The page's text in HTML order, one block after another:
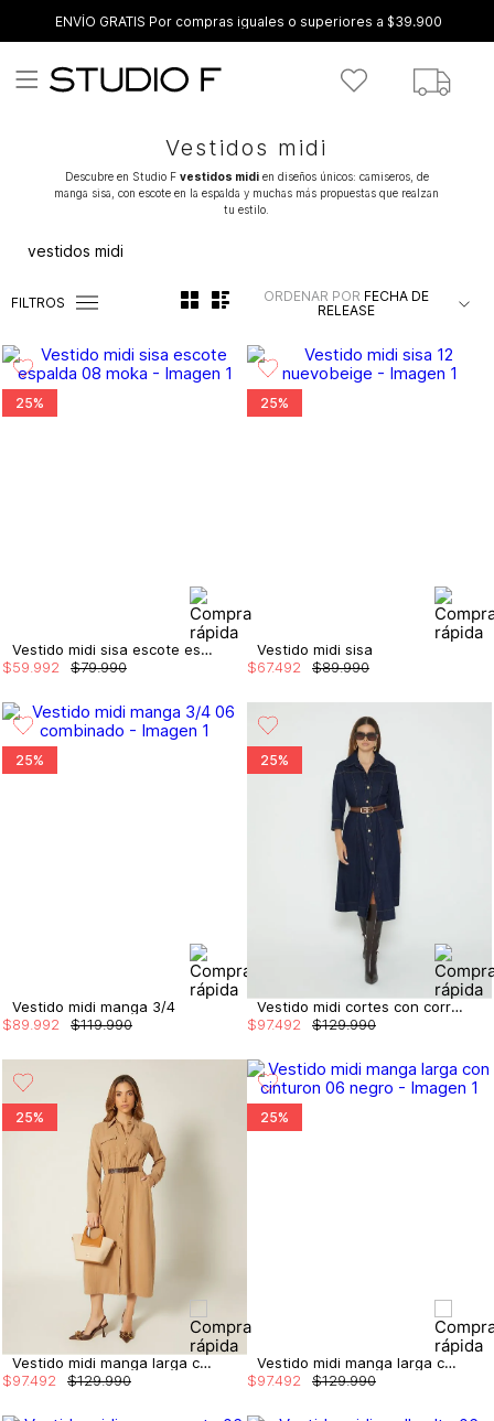
ENVÍO GRATIS Por compras iguales o superiores a $39.900
Vestidos midi
Descubre en Studio F vestidos midien diseños únicos: camiseros, de
manga sisa, con escote en la espalda y muchas más propuestas que realzan
tu estilo.
vestidos midi
FILTROS ORDENAR POR FECHA DE
RELEASE
25%
Vestido midi sisa escote espalda
$79.990
$59 992
25%
Vestido midi sisa
$89.990
$67.492
25%
Vestido midi manga 3/4
$119.990
$89 992
25%
Vestido midi cortes con correa
$129.990
$97.492
25%
Vestido midi manga larga con cinturon
$129.990
$97.492
25%
Vestido midi manga larga con cinturon
$129.990
$97.492